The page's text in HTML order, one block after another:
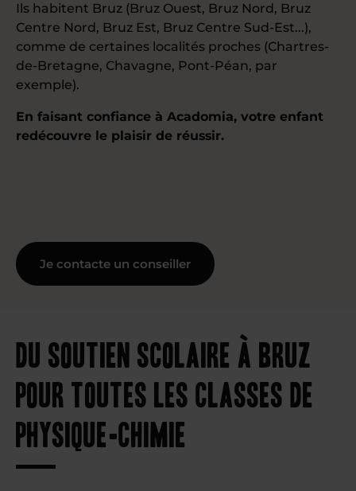
Ils habitent Bruz (Bruz Ouest, Bruz Nord, Bruz
Centre Nord, Bruz Est, Bruz Centre Sud-Est...),
comme de certaines localités proches (Chartres-
de-Bretagne, Chavagne, Pont-Péan, par
exemple).
En faisant confiance à Acadomia, votre enfant
redécouvre le plaisir de réussir.
Je contacte un conseiller
Du soutien scolaire à Bruz
pour toutes les classes de
physique-chimie